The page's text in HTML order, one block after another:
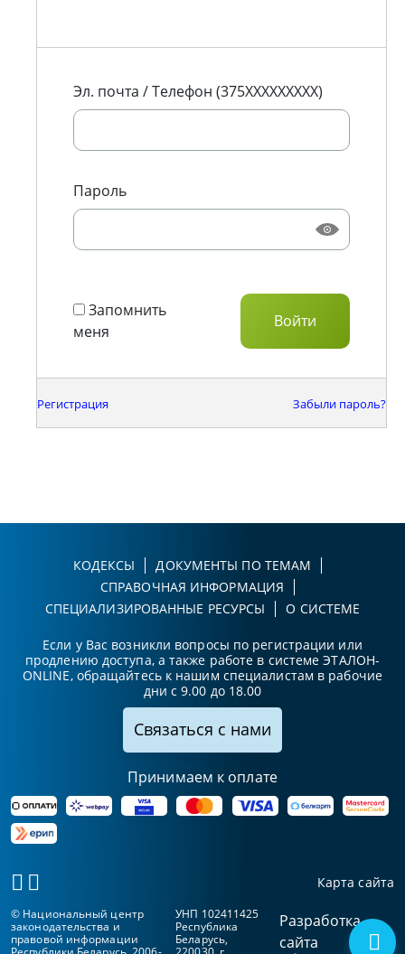
Эл. почта / Телефон (375XXXXXXXXX)
Пароль
Запомнить
меня
Регистрация Забыли пароль?
КОДЕКСЫ
ДОКУМЕНТЫ ПО ТЕМАМ
СПРАВОЧНАЯ ИНФОРМАЦИЯ
СПЕЦИАЛИЗИРОВАННЫЕ РЕСУРСЫ
О СИСТЕМЕ
Если у Вас возникли вопросы по регистрации или
продлению доступа, а также работе в системе ЭТАЛОН-
ONLINE, обращайтесь к нашим специалистам в рабочие
дни с 9.00 до 18.00
Связаться с нами
Принимаем к оплате
Карта сайта
© Национальный центр
законодательства и
правовой информации
УНП 102411425
Республика
Беларусь,
Разработка
сайта